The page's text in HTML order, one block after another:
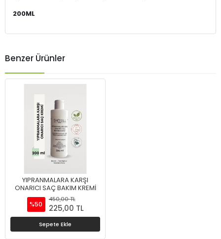
200ML
Benzer Ürünler
YIPRANMALARA KARŞI
ONARICI SAÇ BAKIM KREMİ
%50
450,00 TL
225,00 TL
Sepete Ekle